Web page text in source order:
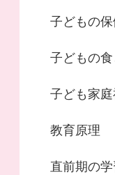
子どもの保
子どもの
子ども家庭
教育原理
直前期の